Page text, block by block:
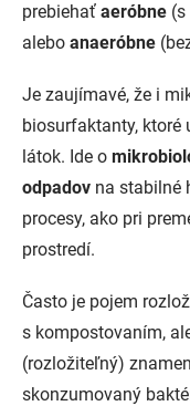
prebiehať aeróbne
alebo anaeróbne
Je zaujímavé, že i
biosurfaktanty, ktoré
látok. Ide o
odpadov na stabilné
procesy, ako pri
prostredí.
Často je pojem
s kompostovaním,
(rozložiteľný)
skonzumovaný